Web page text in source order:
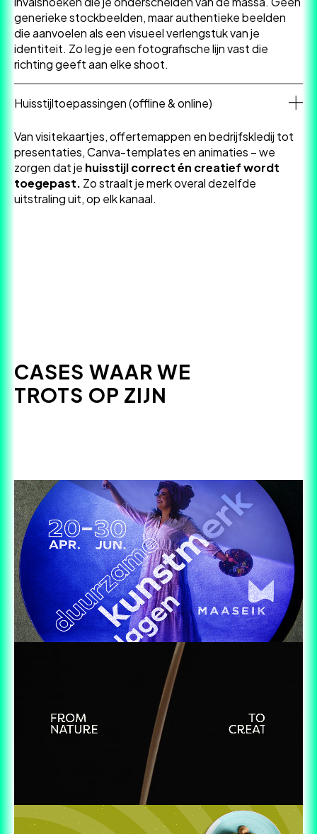
generieke stockbeelden, maar authentieke beelden
die aanvoelen als een visueel verlengstuk van je
identiteit. Zo leg je een fotografische lijn vast die
richting geeft aan elke shoot.
Huisstijltoepassingen (offline & online)
Van visitekaartjes, offertemappen en bedrijfskledij tot
presentaties, Canva-templates en animaties – we
zorgen dat je huisstijl correct én creatief wordt
toegepast. Zo straalt je merk overal dezelfde
uitstraling uit, op elk kanaal.
CASES WAAR WE
TROTS OP ZIJN